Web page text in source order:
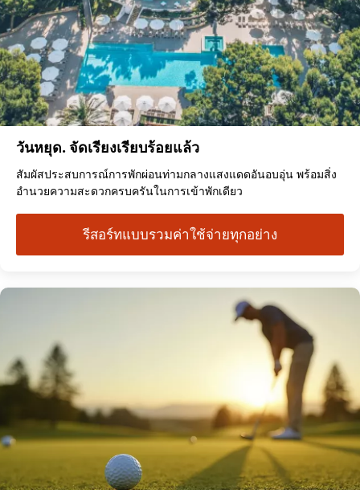
วันหยุด. จัดเรียงเรียบร้อยแล้ว
สัมผัสประสบการณ์การพักผ่อนท่ามกลางแสงแดดอันอบอุ่น พร้อมสิ่ง
อำนวยความสะดวกครบครันในการเข้าพักเดียว
รีสอร์ทแบบรวมค่าใช้จ่ายทุกอย่าง